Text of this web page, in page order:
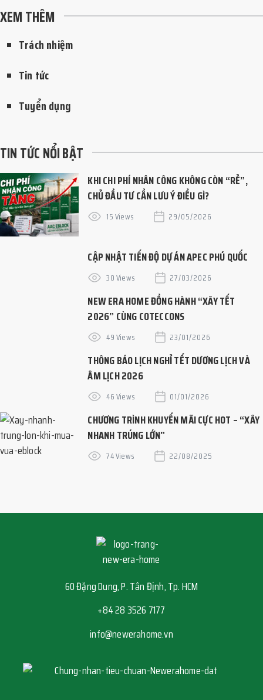
XEM THÊM
Trách nhiệm
Tin tức
Tuyển dụng
TIN TỨC NỔI BẬT
KHI CHI PHÍ NHÂN CÔNG KHÔNG CÒN “RẺ”,
CHỦ ĐẦU TƯ CẦN LƯU Ý ĐIỀU GÌ?
15 Views 29/05/2026
CẬP NHẬT TIẾN ĐỘ DỰ ÁN APEC PHÚ QUỐC
30 Views 27/03/2026
NEW ERA HOME ĐỒNG HÀNH “XÂY TẾT
2026” CÙNG COTECCONS
49 Views 23/01/2026
THÔNG BÁO LỊCH NGHỈ TẾT DƯƠNG LỊCH VÀ
ÂM LỊCH 2026
46 Views 01/01/2026
CHƯƠNG TRÌNH KHUYẾN MÃI CỰC HOT – “XÂY
NHANH TRÚNG LỚN”
74 Views 22/08/2025
60 Đặng Dung, P. Tân Định, Tp. HCM
+84 28 3526 7177
info@newerahome.vn